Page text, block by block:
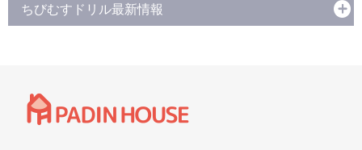
ちびむすドリル最新情報